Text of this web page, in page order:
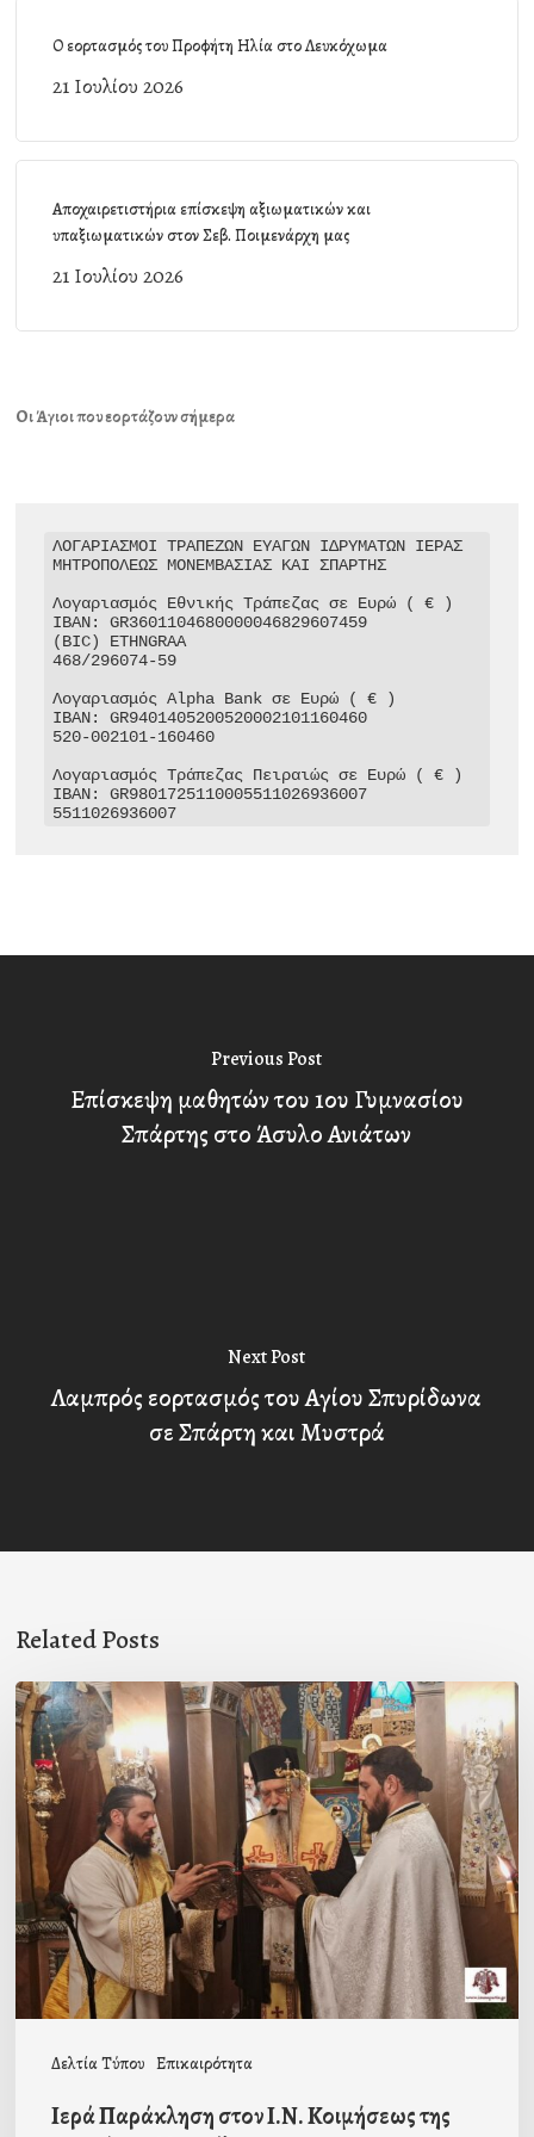
Ο εορτασμός του Προφήτη Ηλία στο Λευκόχωμα
21 Ιουλίου 2026
Αποχαιρετιστήρια επίσκεψη αξιωματικών και
υπαξιωματικών στον Σεβ. Ποιμενάρχη μας
21 Ιουλίου 2026
Οι Άγιοι που εορτάζουν σήμερα
ΛΟΓΑΡΙΑΣΜΟΙ ΤΡΑΠΕΖΩΝ ΕΥΑΓΩΝ ΙΔΡΥΜΑΤΩΝ ΙΕΡΑΣ
ΜΗΤΡΟΠΟΛΕΩΣ ΜΟΝΕΜΒΑΣΙΑΣ ΚΑΙ ΣΠΑΡΤΗΣ
Λογαριασμός Εθνικής Τράπεζας σε Ευρώ ( € )
IBAN: GR3601104680000046829607459
(BIC) ETHNGRAA
468/296074-59
Λογαριασμός Alpha Bank σε Ευρώ ( € )
IBAN: GR9401405200520002101160460
520-002101-160460
Λογαριασμός Τράπεζας Πειραιώς σε Ευρώ ( € )
IBAN: GR9801725110005511026936007
5511026936007
Previous Post
Επίσκεψη μαθητών του 1ου Γυμνασίου
Σπάρτης στο Άσυλο Ανιάτων
Next Post
Λαμπρός εορτασμός του Αγίου Σπυρίδωνα
σε Σπάρτη και Μυστρά
Related Posts
Δελτία Τύπου Επικαιρότητα
Ιερά
Παράκληση
στον
Ι.Ν.
Κοιμήσεως
της
Θεοτόκου
Μαγούλας
Ιερά Παράκληση στον Ι.Ν. Κοιμήσεως της